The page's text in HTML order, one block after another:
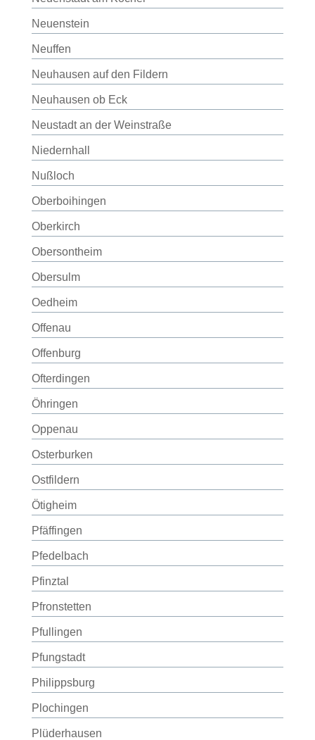
Neuenstein
Neuffen
Neuhausen auf den Fildern
Neuhausen ob Eck
Neustadt an der Weinstraße
Niedernhall
Nußloch
Oberboihingen
Oberkirch
Obersontheim
Obersulm
Oedheim
Offenau
Offenburg
Ofterdingen
Öhringen
Oppenau
Osterburken
Ostfildern
Ötigheim
Pfäffingen
Pfedelbach
Pfinztal
Pfronstetten
Pfullingen
Pfungstadt
Philippsburg
Plochingen
Plüderhausen